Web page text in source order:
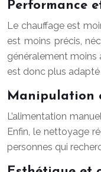
Performance
Le chauffage est
est moins précis,
généralement moins
est donc plus
Manipulation
L’alimentation
Enfin, le nettoyage
personnes qui